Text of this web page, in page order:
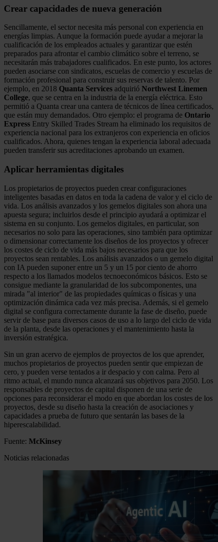
Crear capacidades de nueva generación
Sencillamente, el sector necesita más personal con experiencia en
energías limpias. Aunque la formación puede ayudar a mejorar la
cualificación de los empleados actuales y garantizar que estén
preparados para afrontar el cambio climático sobre el terreno, se
necesitarán más trabajadores cualificados. En este punto, los actores
pueden asociarse con sindicatos, escuelas de comercio y escuelas de
formación profesional para construir sus reservas de talento. Por
ejemplo, en 2018 Quanta Services adquirió Northwest Linemen
College, que se centra en la industria de la energía eléctrica. Esto
permitió a Quanta crear una cantera de técnicos de línea certificados,
que están muy demandados. Otro ejemplo: el programa de Ontario
Express Entry Skilled Trades Stream ha eliminado los requisitos de
experiencia nacional para los extranjeros con experiencia en oficios
cualificados. Ahora, quienes tengan la experiencia laboral adecuada
pueden transferir sus acreditaciones aprobando un examen.
Aplicar herramientas digitales
Los propietarios de proyectos pueden crear configuraciones
inteligentes basadas en datos en toda la cadena de valor y el ciclo de
vida. Los análisis avanzados y los gemelos digitales son ahora una
apuesta segura; incluirlos desde el principio ayudará a optimizar el
sistema en su conjunto. Los gemelos digitales, en particular, son
necesarios no solo para las operaciones, sino también para optimizar
o dimensionar correctamente los diseños de los proyectos y ofrecer
los costes de ciclo de vida más bajos necesarios para que los
proyectos sean rentables. Los análisis avanzados o un gemelo digital
con IA pueden suponer entre un 5 y un 15 por ciento de ahorro
respecto a los llamados modelos tecnoeconómicos básicos. Esto se
consigue mediante la granularidad de los subcomponentes, una
mirada "al interior" de las propiedades químicas o físicas y una
optimización dinámica cada vez más precisa. Además, si el gemelo
digital se configura correctamente durante la fase de diseño, puede
servir de base para diversos casos de uso a lo largo del ciclo de vida
de la planta, desde las operaciones y el mantenimiento hasta la
inversión estratégica.
Sin un gran acervo de ejemplos de proyectos de los que aprender,
muchos propietarios de proyectos pueden sentir que empiezan de
cero, y pueden verse tentados a ir despacio y con calma. Pero al
ritmo actual, el mundo nunca alcanzará sus objetivos para 2050. Los
responsables de proyectos de capital disponen de una serie de
opciones para reconsiderar el modo en que abordan los costes de los
proyectos, desde su diseño hasta la creación de asociaciones y
capacidades a prueba de futuro que sentarán las bases de la
hiperescalabilidad.
Fuente: McKinsey
Noticias relacionadas